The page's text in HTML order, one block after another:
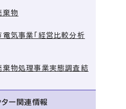
棄物
電気事業「経営比較分析
棄物処理事業実態調査結
ー関連情報